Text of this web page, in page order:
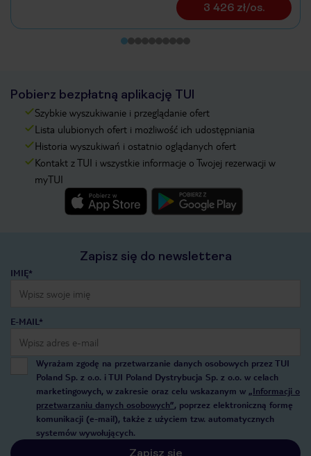
3 426 zł/os.
Pobierz bezpłatną aplikację TUI
Szybkie wyszukiwanie i przeglądanie ofert
Lista ulubionych ofert i możliwość ich udostępniania
Historia wyszukiwań i ostatnio oglądanych ofert
Kontakt z TUI i wszystkie informacje o Twojej rezerwacji w
myTUI
Zapisz się do newslettera
IMIĘ*
E-MAIL*
Wyrażam zgodę na przetwarzanie danych osobowych przez TUI
Poland Sp. z o.o. i TUI Poland Dystrybucja Sp. z o.o. w celach
marketingowych, w zakresie oraz celu wskazanym w „Informacji o
przetwarzaniu danych osobowych”, poprzez elektroniczną formę
komunikacji (e-mail), także z użyciem tzw. automatycznych
systemów wywołujących.
Zapisz się